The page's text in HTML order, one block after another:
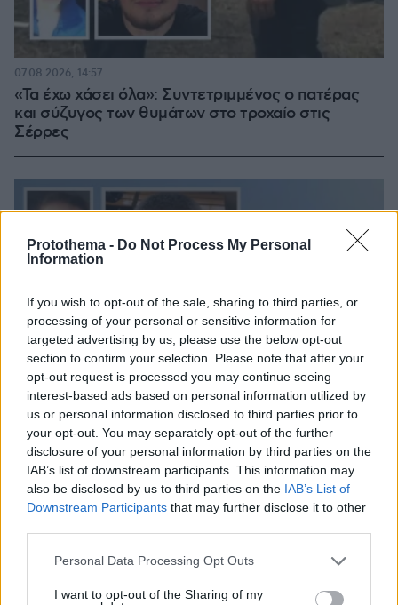
Protothema - Do Not Process My Personal
Information
If you wish to opt-out of the sale, sharing to third parties, or
processing of your personal or sensitive information for
targeted advertising by us, please use the below opt-out
section to confirm your selection. Please note that after your
opt-out request is processed you may continue seeing
interest-based ads based on personal information utilized by
us or personal information disclosed to third parties prior to
your opt-out. You may separately opt-out of the further
disclosure of your personal information by third parties on the
IAB’s list of downstream participants. This information may
also be disclosed by us to third parties on the IAB’s List of
Downstream Participants that may further disclose it to other
Please note that this website/app uses one or more Google
not limited to your visit or usage behaviour. You may click to
Personal Data Processing Opt Outs
I want to opt-out of the Sharing of my
«Τα έχω χάσει όλα»: Συντετριμμένος ο πατέρας
και σύζυγος των θυμάτων στο τροχαίο στις
Σέρρες
07.08.2026, 14:57
Ο οδηγός του φορτηγού περιγράφει πώς έγινε το
07.08.2026, 13:17